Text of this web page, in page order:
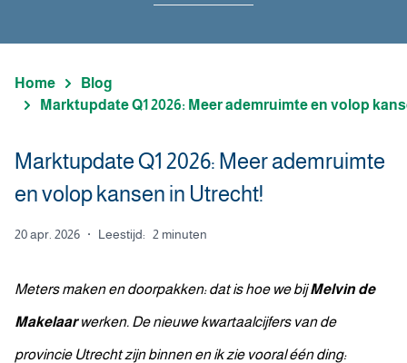
Home
Blog
Marktupdate Q1 2026: Meer ademruimte en volop
Marktupdate Q1 2026: Meer ademruimte
en volop kansen in Utrecht!
20 apr. 2026 · Leestijd: 2 minuten
Meters maken en doorpakken: dat is hoe we bijMelvin de
Makelaarwerken. De nieuwe kwartaalcijfers van de
provincie Utrecht zijn binnen en ik zie vooral één ding: